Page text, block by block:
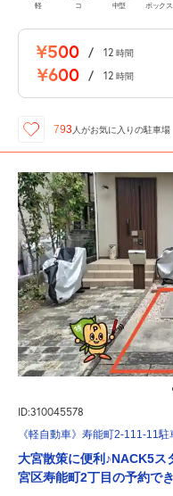
軽 コ 中型 ボックス
¥500 / 12 時間
¥600 / 12 時間
793 人がお気に入りの駐車場
ID:310045578
《軽自動車》寿能町2-111-11駐
大宮散策に便利♪NACK5ス
宮区寿能町2丁目の予約で